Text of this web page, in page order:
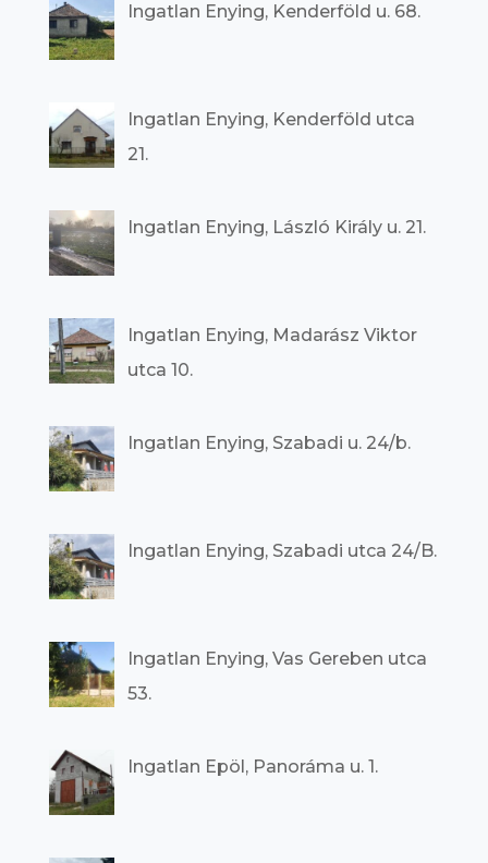
Ingatlan Enying, Kenderföld u. 68.
Ingatlan Enying, Kenderföld utca
21.
Ingatlan Enying, László Király u. 21.
Ingatlan Enying, Madarász Viktor
utca 10.
Ingatlan Enying, Szabadi u. 24/b.
Ingatlan Enying, Szabadi utca 24/B.
Ingatlan Enying, Vas Gereben utca
53.
Ingatlan Epöl, Panoráma u. 1.